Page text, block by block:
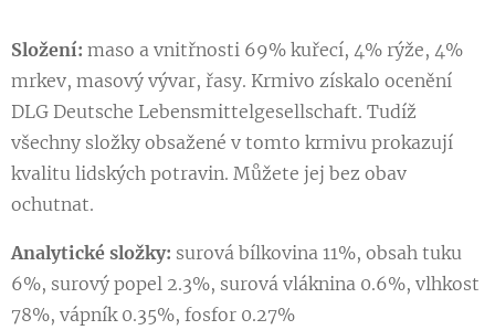
Složení: maso a vnitřnosti 69% kuřecí, 4% rýže, 4%
mrkev, masový vývar, řasy. Krmivo získalo ocenění
DLG Deutsche Lebensmittelgesellschaft. Tudíž
všechny složky obsažené v tomto krmivu prokazují
kvalitu lidských potravin. Můžete jej bez obav
ochutnat.
Analytické složky: surová bílkovina 11%, obsah tuku
6%, surový popel 2.3%, surová vláknina 0.6%, vlhkost
78%, vápník 0.35%, fosfor 0.27%